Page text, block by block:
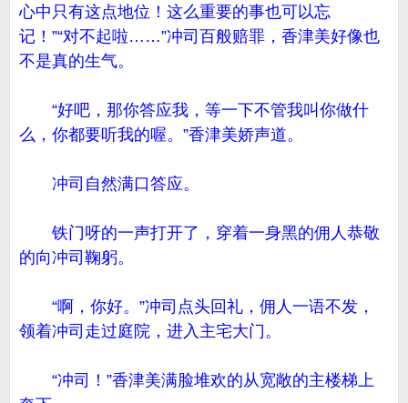
心中只有这点地位！这么重要的事也可以忘
记！”“对不起啦……”冲司百般赔罪，香津美好像也
不是真的生气。
“好吧，那你答应我，等一下不管我叫你做什
么，你都要听我的喔。”香津美娇声道。
冲司自然满口答应。
铁门呀的一声打开了，穿着一身黑的佣人恭敬
的向冲司鞠躬。
“啊，你好。”冲司点头回礼，佣人一语不发，
领着冲司走过庭院，进入主宅大门。
“冲司！”香津美满脸堆欢的从宽敞的主楼梯上